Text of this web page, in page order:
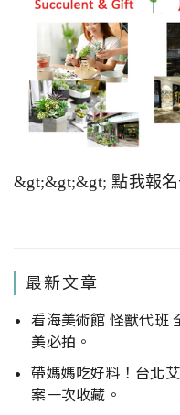
&gt;&gt;&gt; 點我報名
最新文章
看海美術館 怪獸代班
美必拍。
帶媽媽吃好料！台北
案一次收藏。